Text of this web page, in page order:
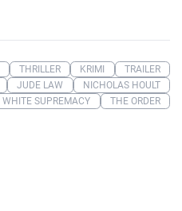
THRILLER KRIMI
TRAILER
JUDE LAW
NICHOLAS HOULT
WHITE SUPREMACY
THE ORDER